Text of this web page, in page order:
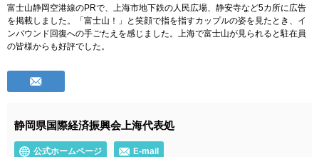
富士山静岡空港線のPRで、上海市地下鉄の人民広場、静安寺など5カ所に広告
を掲載しました。「富士山！」と笑顔で指を指すカップルの姿を見たとき、イ
ンバウンド回復への手ごたえを感じました。上海で富士山が見られると駐在員
の皆様からも好評でした。
静岡県国際経済振興会上海代表処
公式ホームページ E-mail